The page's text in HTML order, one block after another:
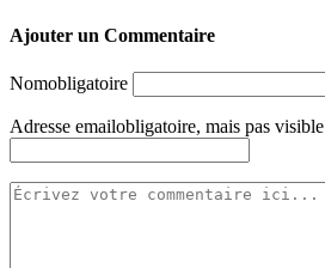
Ajouter un Commentaire
Nomobligatoire
Adresse emailobligatoire, mais pas visible